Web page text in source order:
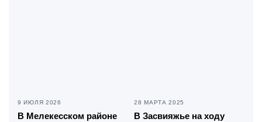
9 ИЮЛЯ 2026
В Мелекесском районе
28 МАРТА 2025
В Засвияжье на ходу